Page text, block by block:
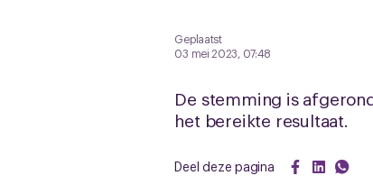
Geplaatst
03 mei 2023, 07:48
De stemming is
het bereikte resultaat.
Deel deze pagina